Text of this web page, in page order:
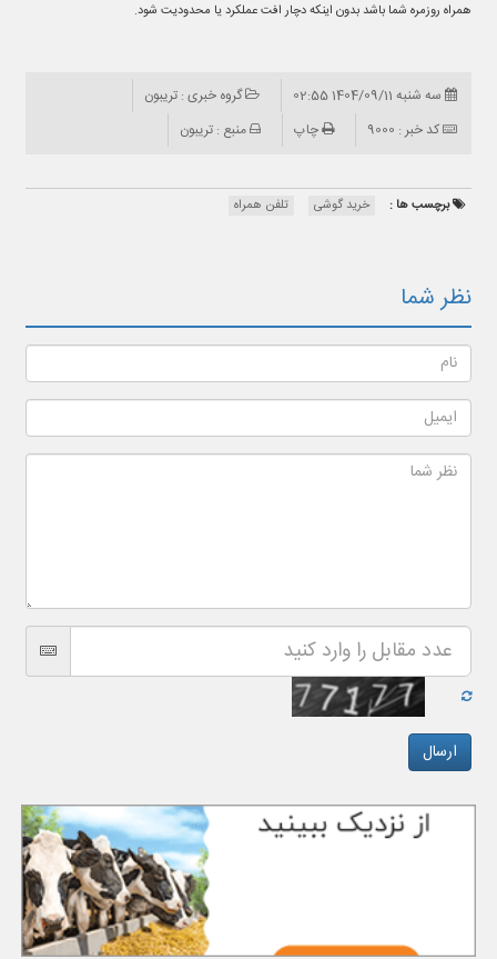
همراه روزمره شما باشد بدون اینکه دچار افت عملکرد یا محدودیت شود.
سه شنبه 1404/09/11 02:55
گروه خبری : تریبون
کد خبر : 9000
چاپ منبع : تریبون
برچسب ها : خرید گوشی تلفن همراه
نظر شما